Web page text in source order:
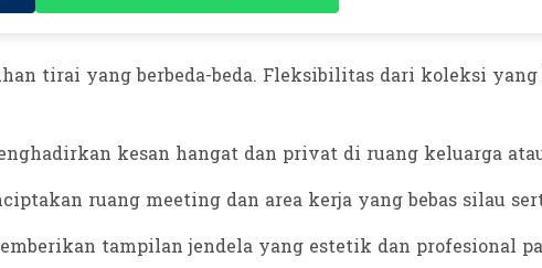
tirai yang berbeda-beda. Fleksibilitas dari koleksi
kesan hangat dan privat di ruang keluarga
ruang meeting dan area kerja yang bebas silau
tampilan jendela yang estetik dan profesional